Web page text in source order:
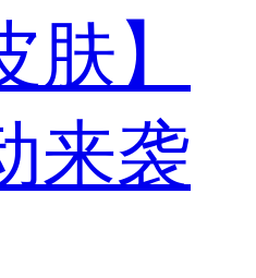
】
来袭